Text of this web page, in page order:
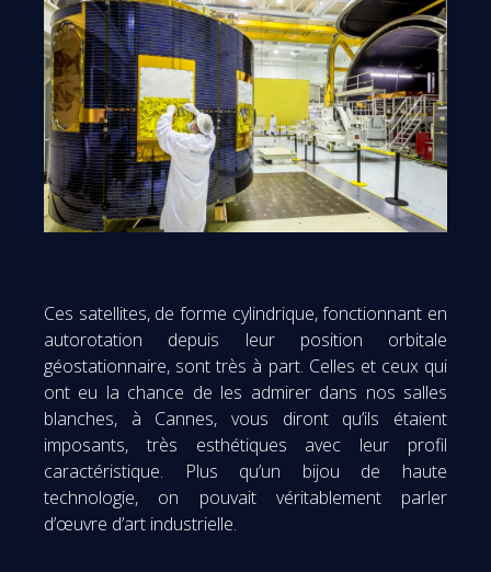
Ces satellites, de forme cylindrique, fonctionnant en
autorotation depuis leur position orbitale
géostationnaire, sont très à part. Celles et ceux qui
ont eu la chance de les admirer dans nos salles
blanches, à Cannes, vous diront qu’ils étaient
imposants, très esthétiques avec leur profil
caractéristique. Plus qu’un bijou de haute
technologie, on pouvait véritablement parler
d’œuvre d’art industrielle.